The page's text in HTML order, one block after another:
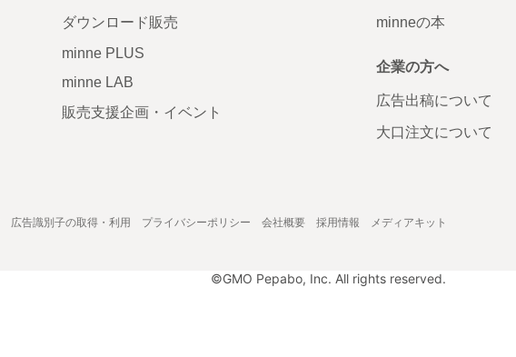
ダウンロード販売
minne PLUS
minne LAB
販売支援企画・イベント
minneの本
企業の方へ
広告出稿について
大口注文について
広告識別子の取得・利用 プライバシーポリシー 会社概要 採用情報 メディアキット
©GMO Pepabo, Inc. All rights reserved.